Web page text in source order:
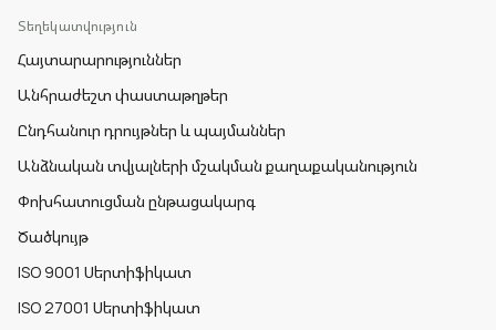
Տեղեկատվություն
Հայտարարություններ
Անհրաժեշտ փաստաթղթեր
Ընդհանուր դրույթներ և պայմաններ
Անձնական տվյալների մշակման քաղաքականություն
Փոխհատուցման ընթացակարգ
Ծածկույթ
ISO 9001 Սերտիֆիկատ
ISO 27001 Սերտիֆիկատ